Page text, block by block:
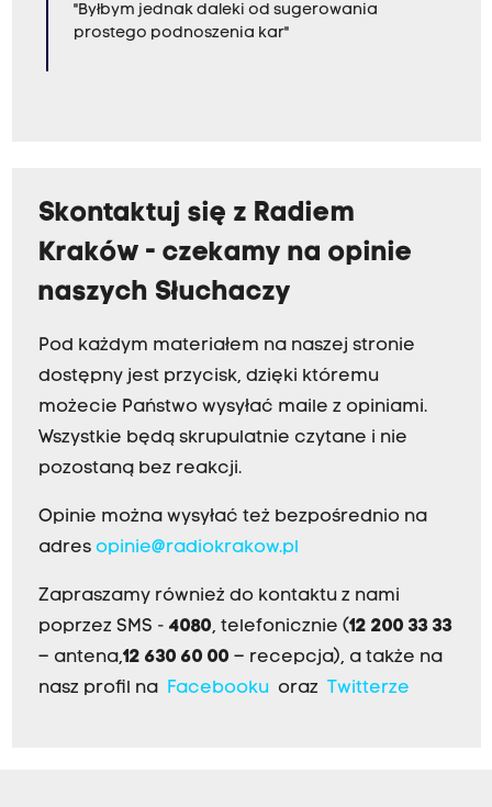
"Byłbym jednak daleki od sugerowania
prostego podnoszenia kar"
Skontaktuj się z Radiem
Kraków - czekamy na opinie
naszych Słuchaczy
Pod każdym materiałem na naszej stronie
dostępny jest przycisk, dzięki któremu
możecie Państwo wysyłać maile z opiniami.
Wszystkie będą skrupulatnie czytane i nie
pozostaną bez reakcji.
Opinie można wysyłać też bezpośrednio na
adres opinie@radiokrakow.pl
Zapraszamy również do kontaktu z nami
poprzez SMS - 4080, telefonicznie (12 200 33 33
– antena,12 630 60 00 – recepcja), a także na
nasz profil na Facebookuoraz Twitterze